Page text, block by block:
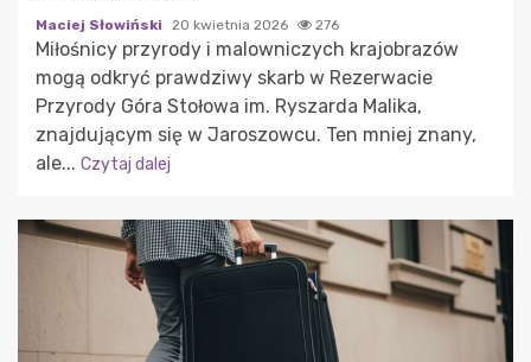
Maciej Słowiński 20 kwietnia 2026 276
Miłośnicy przyrody i malowniczych krajobrazów
mogą odkryć prawdziwy skarb w Rezerwacie
Przyrody Góra Stołowa im. Ryszarda Malika,
znajdującym się w Jaroszowcu. Ten mniej znany,
ale... Czytaj dalej